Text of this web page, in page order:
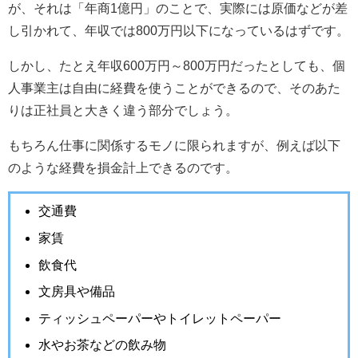
が、それは「年商1億円」のことで、実際には原価などが差
し引かれて、年収では800万円以下になっているはずです。
しかし、たとえ年収600万円～800万円だったとしても、個
人事業主は自由に経費を使うことができるので、そのあた
りは正社員と大きく違う部分でしょう。
もちろん仕事に関係するモノに限られますが、例えば以下
のような経費を損金計上できるのです。
交通費
家賃
飲食代
文房具や備品
ティッシュペーパーやトイレットペーパー
水やお茶などの飲み物